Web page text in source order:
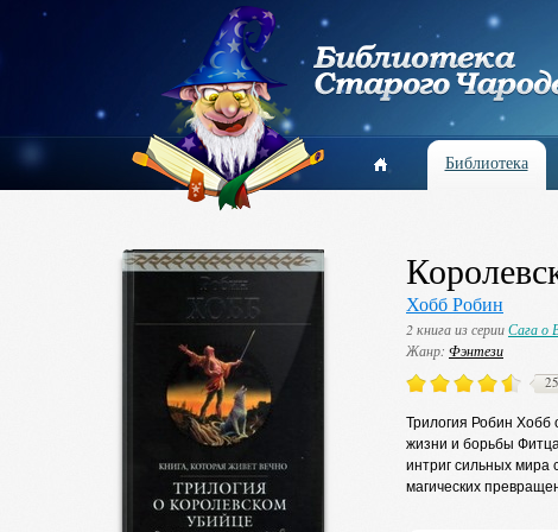
Библиотека
Хобб Робин
2 книга из серииСага о
Жанр: Фэнтези
Трилогия Робин Хобб
жизни и борьбы
интриг сильных мира
магических